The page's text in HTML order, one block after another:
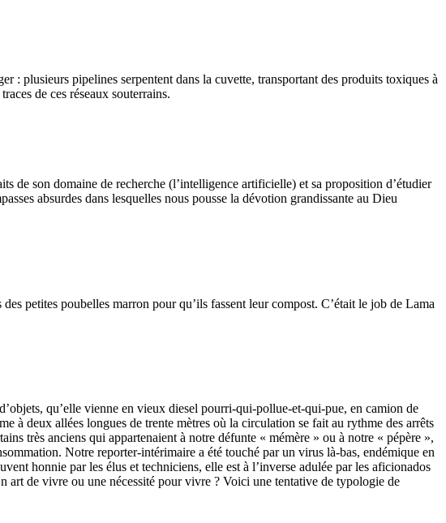
: plusieurs pipelines serpentent dans la cuvette, transportant des produits toxiques à
de ces réseaux souterrains.
de son domaine de recherche (l’intelligence artificielle) et sa proposition d’étudier
absurdes dans lesquelles nous pousse la dévotion grandissante au Dieu
petites poubelles marron pour qu’ils fassent leur compost. C’était le job de Lama
qu’elle vienne en vieux diesel pourri-qui-pollue-et-qui-pue, en camion de
à deux allées longues de trente mètres où la circulation se fait au rythme des arrêts
très anciens qui appartenaient à notre défunte « mémère » ou à notre « pépère »,
Notre reporter-intérimaire a été touché par un virus là-bas, endémique en
honnie par les élus et techniciens, elle est à l’inverse adulée par les aficionados
art de vivre ou une nécessité pour vivre ? Voici une tentative de typologie de